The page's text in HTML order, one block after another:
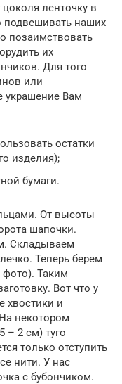
ленточку в
подвешивать наших
позаимствовать
их
Для того
или
украшение Вам
остатки
изделия);
бумаги.
От высоты
шапочки.
Складываем
Теперь берем
фото). Таким
Вот что у
хвостики и
некотором
– 2 см) туго
только отступить
нити. У нас
с бубончиком.